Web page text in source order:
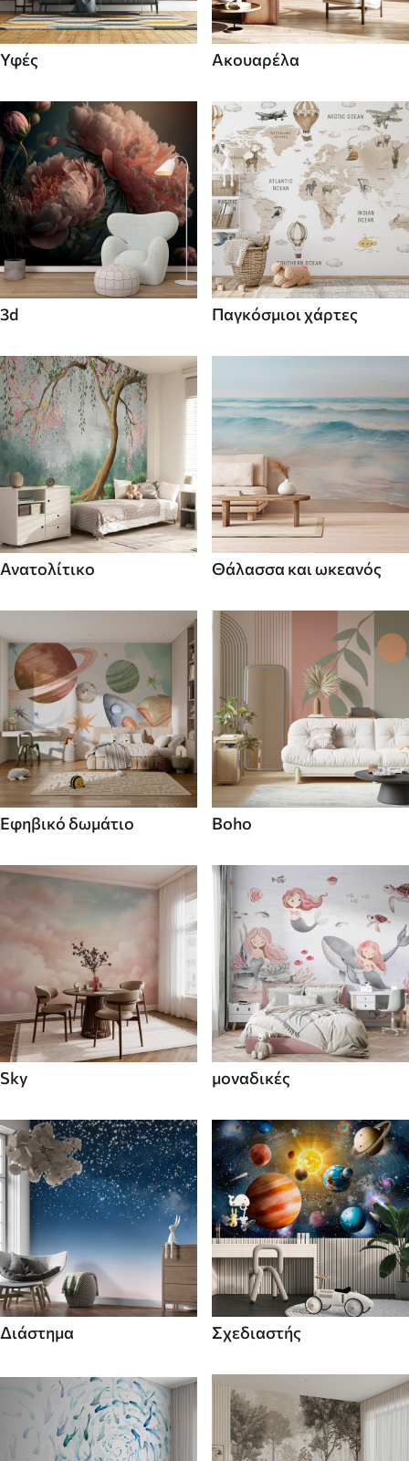
Υφές Ακουαρέλα
3d Παγκόσμιοι χάρτες
Ανατολίτικο Θάλασσα και ωκεανός
Εφηβικό δωμάτιο Boho
Sky μοναδικές
Διάστημα Σχεδιαστής